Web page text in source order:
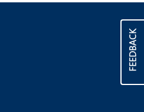
FEEDBACK